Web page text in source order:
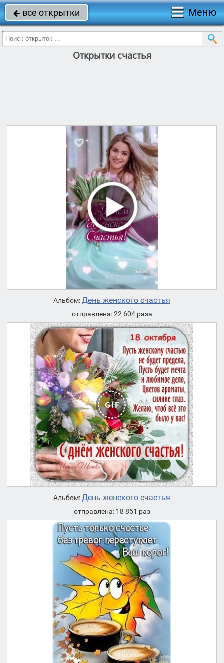
 все открытки Меню
Открытки счастья
Альбом:День женского счастья
отправлена: 22 604 раза
Альбом:День женского счастья
отправлена: 18 851 раз